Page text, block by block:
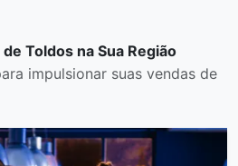
Toldos na Sua Região
impulsionar suas vendas de